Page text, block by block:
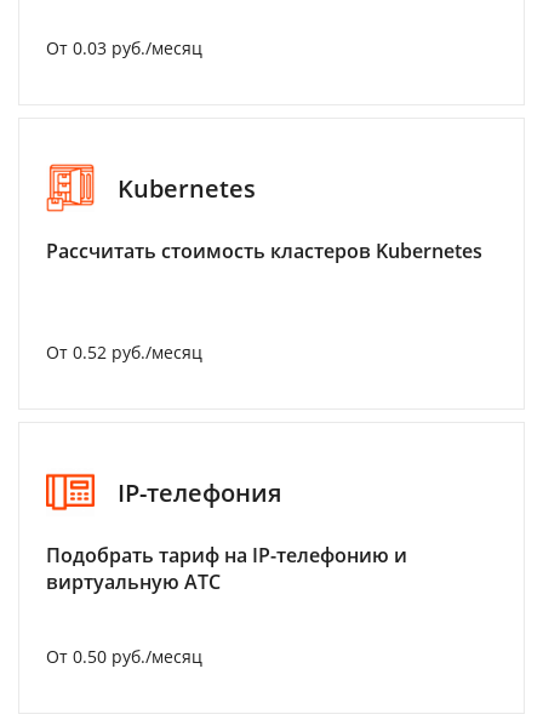
От 0.03 руб./месяц
Kubernetes
Рассчитать стоимость кластеров Kubernetes
От 0.52 руб./месяц
IP-телефония
Подобрать тариф на IP-телефонию и
виртуальную АТС
От 0.50 руб./месяц